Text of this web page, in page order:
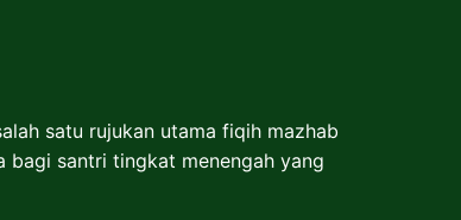
satu rujukan utama fiqih mazhab
bagi santri tingkat menengah yang